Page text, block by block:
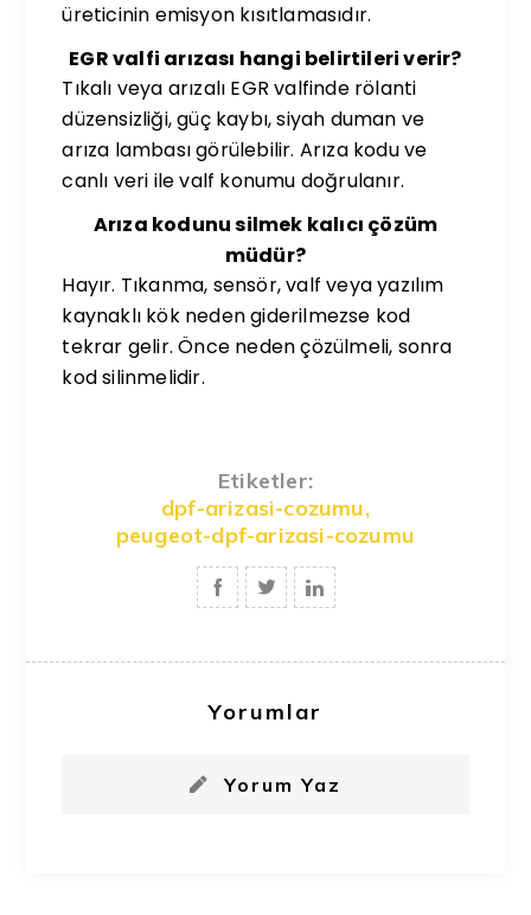
üreticinin emisyon kısıtlamasıdır.
EGR valfi arızası hangi belirtileri verir?
Tıkalı veya arızalı EGR valfinde rölanti
düzensizliği, güç kaybı, siyah duman ve
arıza lambası görülebilir. Arıza kodu ve
canlı veri ile valf konumu doğrulanır.
Arıza kodunu silmek kalıcı çözüm
müdür?
Hayır. Tıkanma, sensör, valf veya yazılım
kaynaklı kök neden giderilmezse kod
tekrar gelir. Önce neden çözülmeli, sonra
kod silinmelidir.
Etiketler:
dpf-arizasi-cozumu,
peugeot-dpf-arizasi-cozumu
Yorumlar
Yorum Yaz